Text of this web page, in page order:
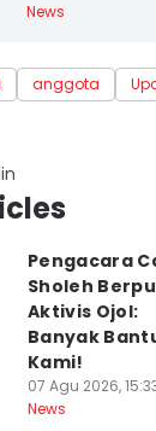
News
anggota
Pengacara
Sholeh
Aktivis Ojol:
Banyak
Kami!
07 Agu 2026,
News